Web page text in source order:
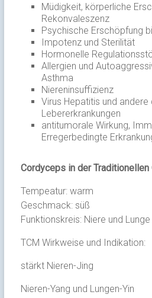
Müdigkeit, körperliche
Rekonvaleszenz
Psychische Erschöpfung
Impotenz und Sterilität
Hormonelle
Allergien und
Asthma
Niereninsuffizienz
Virus Hepatitis und andere
Lebererkrankungen
antitumorale Wirkung,
Erregerbedingte
Cordyceps in der
Tempeatur: warm
Geschmack: süß
Funktionskreis: Niere und Lunge
TCM Wirkweise und Indikation:
stärkt Nieren-Jing
Nieren-Yang und Lungen-Yin